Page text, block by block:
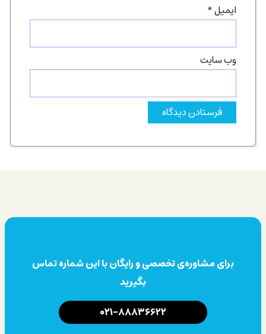
ایمیل*
وب‌ سایت
برای مشاوره‌ی تخصصی و رایگان با این شماره تماس
بگیرید
۰۲۱-۸۸۸۳۶۶۲۲